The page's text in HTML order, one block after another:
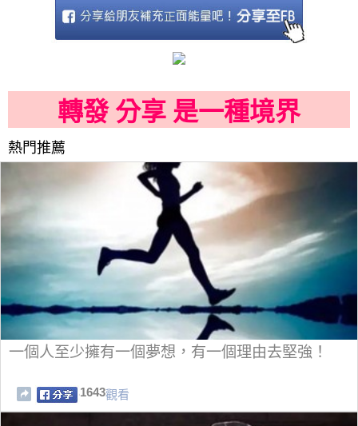
轉發 分享 是一種境界
熱門推薦
一個人至少擁有一個夢想，有一個理由去堅強！
1643觀看